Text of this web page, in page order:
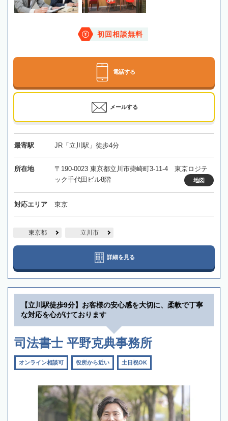
初回相談無料
電話する
メールする
最寄駅 JR「立川駅」徒歩4分
所在地
〒190-0023 東京都立川市柴崎町3-11-4 東京ロジテ
ック千代田ビル8階
地図
対応エリア 東京
東京都 立川市
詳細を見る
【立川駅徒歩9分】お客様の安心感を大切に、柔軟で丁寧
な対応を心がけております
司法書士 平野克典事務所
オンライン相談可 役所から近い 土日祝OK